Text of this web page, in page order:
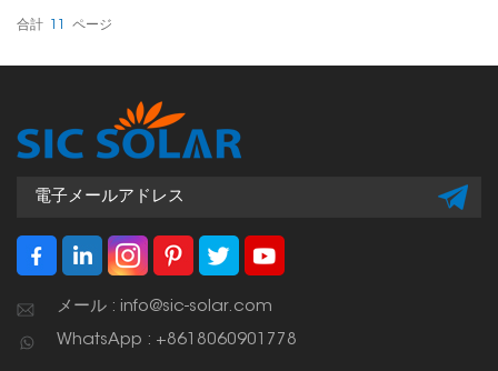
合計 ページ
メール : info@sic-solar.com
WhatsApp : +8618060901778